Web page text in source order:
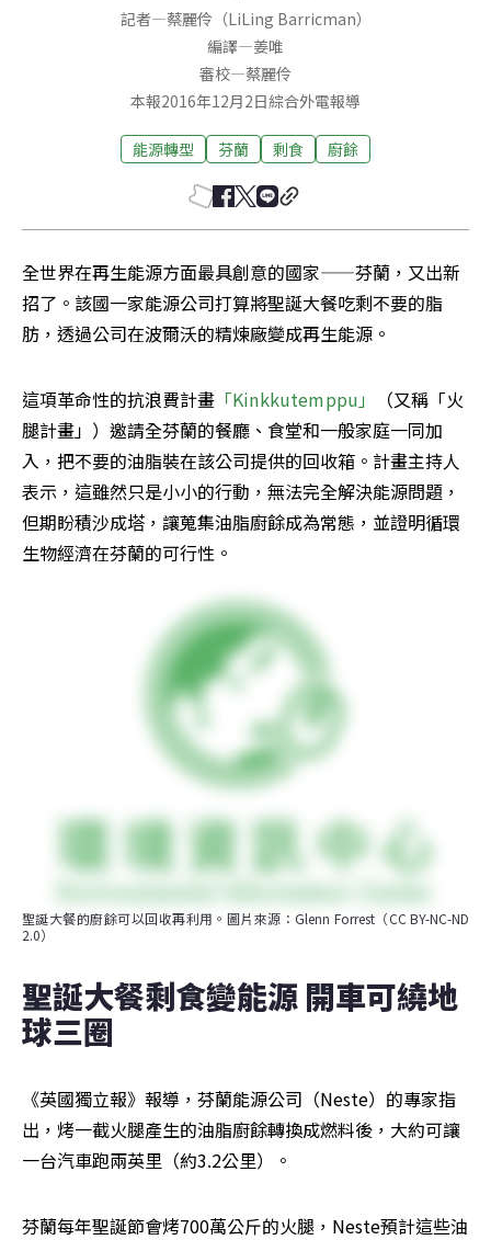
記者—蔡麗伶（LiLing Barricman）
編譯—姜唯
審校—蔡麗伶
本報2016年12月2日綜合外電報導
能源轉型 芬蘭 剩食 廚餘
全世界在再生能源方面最具創意的國家——芬蘭，又出新
招了。該國一家能源公司打算將聖誕大餐吃剩不要的脂
肪，透過公司在波爾沃的精煉廠變成再生能源。
這項革命性的抗浪費計畫 「Kinkkutemppu」
（又稱「火
腿計畫」）邀請全芬蘭的餐廳、食堂和一般家庭一同加
入，把不要的油脂裝在該公司提供的回收箱。計畫主持人
表示，這雖然只是小小的行動，無法完全解決能源問題，
但期盼積沙成塔，讓蒐集油脂廚餘成為常態，並證明循環
生物經濟在芬蘭的可行性。
聖誕大餐的廚餘可以回收再利用。圖片來源：Glenn Forrest（CC BY-NC-ND
2.0）
聖誕大餐剩食變能源 開車可繞地
球三圈
《英國獨立報》報導，芬蘭能源公司（Neste）的專家指
出，烤一截火腿產生的油脂廚餘轉換成燃料後，大約可讓
一台汽車跑兩英里（約3.2公里）。
芬蘭每年聖誕節會烤700萬公斤的火腿，Neste預計這些油